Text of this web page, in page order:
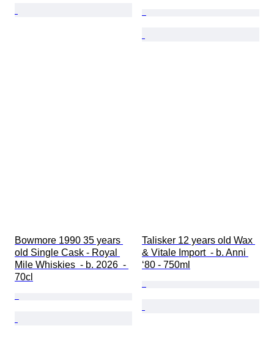
Bowmore 1990 35 years
old Single Cask - Royal
Mile Whiskies  - b. 2026  -
70cl
Talisker 12 years old Wax
& Vitale Import  - b. Anni
‘80 - 750ml